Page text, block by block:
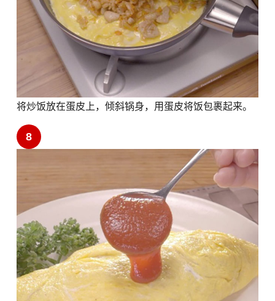
将炒饭放在蛋皮上，倾斜锅身，用蛋皮将饭包裹起来。
8